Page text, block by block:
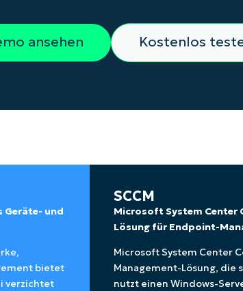
ANSEHEN
PRODUKT-
ANSEHEN
ANSEHEN
ANSEHEN
ansehen Kostenlos
Geräte- und
bietet
verzichtet
SCCM
Microsoft System Center
Lösung für Endpoint-
Microsoft System Center
Management-Lösung, die
nutzt einen Windows-